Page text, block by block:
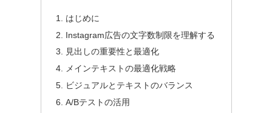
はじめに
Instagram広告の文字数制限を理解する
見出しの重要性と最適化
メインテキストの最適化戦略
ビジュアルとテキストのバランス
A/Bテストの活用